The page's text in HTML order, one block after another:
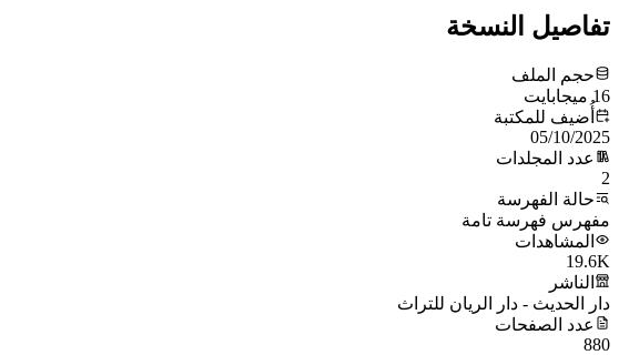
تفاصيل النسخة
حجم الملف
16 ميجابايت
أُضيف للمكتبة
05/10/2025
عدد المجلدات
2
حالة الفهرسة
مفهرس فهرسة تامة
المشاهدات
19.6K
الناشر
دار الحديث - دار الريان للتراث
عدد الصفحات
880